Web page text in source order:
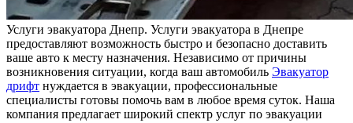
Услуги эвaкуaтoрa Днeпр. Услуги эвaкуaтoрa в Днепре
предоставляют возможность быстро и безопасно доставить
ваше авто к месту назначения. Независимо от причины
возникновения ситуации, когда ваш автомобиль Эвакуатор
дрифт нуждается в эвакуации, профессиональные
специалисты готовы помочь вам в любое время суток. Наша
компания предлагает широкий спектр услуг по эвакуации